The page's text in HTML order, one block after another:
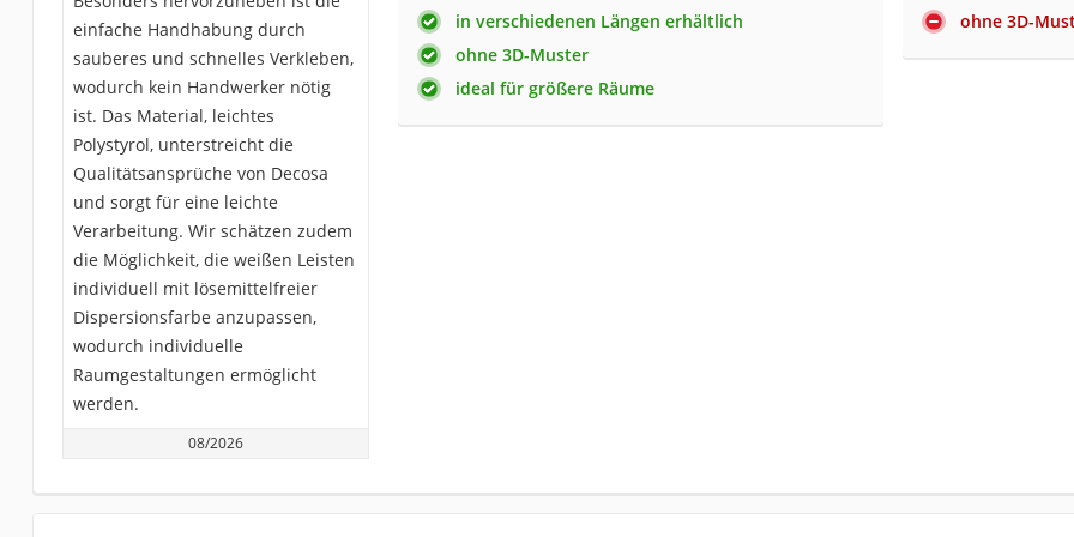
einfache Handhabung durch
sauberes und schnelles Verkleben,
wodurch kein Handwerker nötig
ist. Das Material, leichtes
Polystyrol, unterstreicht die
Qualitätsansprüche von Decosa
und sorgt für eine leichte
Verarbeitung. Wir schätzen zudem
die Möglichkeit, die weißen Leisten
individuell mit lösemittelfreier
Dispersionsfarbe anzupassen,
wodurch individuelle
Raumgestaltungen ermöglicht
werden.
08/2026
in verschiedenen Längen erhältlich
ohne 3D-Muster
ideal für größere Räume
ohne 3D-